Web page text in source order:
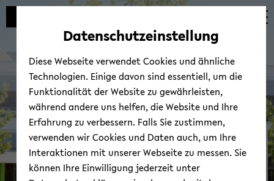
Automatische
vermeiden
skip
main
skip
main
skip
footer
De­zer­nat Per­so­nal­ser­vices
Datenschutzeinstellung
Diese Webseite verwendet Cookies und ähnliche
Technologien. Einige davon sind essentiell, um die
Funktionalität der Website zu gewährleisten,
während andere uns helfen, die Website und Ihre
Erfahrung zu verbessern. Falls Sie zustimmen,
verwenden wir Cookies und Daten auch, um Ihre
Interaktionen mit unserer Webseite zu messen. Sie
können Ihre Einwilligung jederzeit unter